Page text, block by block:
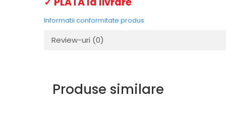
Informatii conformitate produs
Review-uri (0)
Produse similare